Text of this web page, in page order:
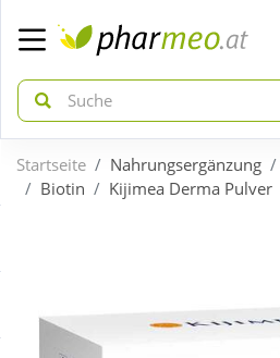
zurück
zurück
Startseite Nahrungsergänzung
Biotin
Kijimea Derma Pulver